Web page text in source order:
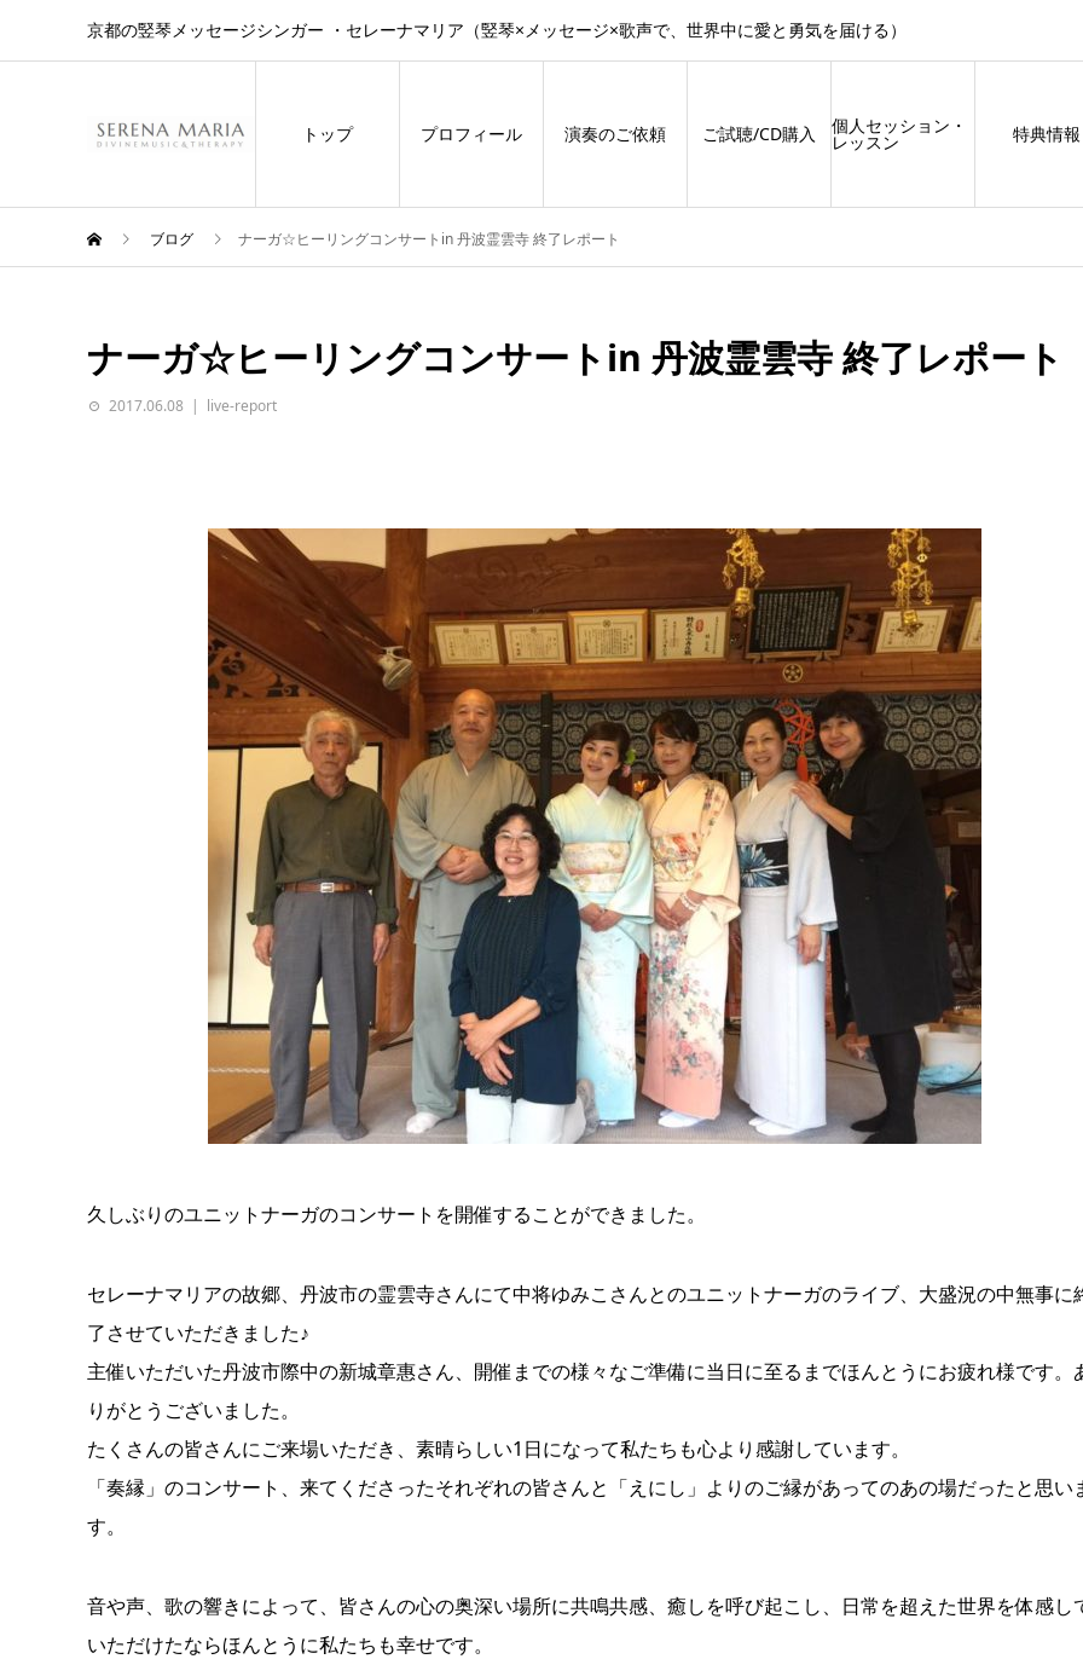
京都の竪琴メッセージシンガー ・セレーナマリア（竪琴×メッセージ×歌声で、世界中に愛と勇気を届ける）
トップ プロフィール 演奏のご依頼 ご試聴/CD購入 個人セッション・
レッスン 特典情報
ブログ ナーガ☆ヒーリングコンサートin 丹波霊雲寺 終了レポート
ナーガ☆ヒーリングコンサートin 丹波霊雲寺 終了レポート
2017.06.08 live-report
久しぶりのユニットナーガのコンサートを開催することができました。
セレーナマリアの故郷、丹波市の霊雲寺さんにて中将ゆみこさんとのユニットナーガのライブ、大盛況の中無事に
了させていただきました♪
主催いただいた丹波市際中の新城章惠さん、開催までの様々なご準備に当日に至るまでほんとうにお疲れ様です。
りがとうございました。
たくさんの皆さんにご来場いただき、素晴らしい1日になって私たちも心より感謝しています。
「奏縁」のコンサート、来てくださったそれぞれの皆さんと「えにし」よりのご縁があってのあの場だったと思い
す。
音や声、歌の響きによって、皆さんの心の奥深い場所に共鳴共感、癒しを呼び起こし、日常を超えた世界を体感し
いただけたならほんとうに私たちも幸せです。